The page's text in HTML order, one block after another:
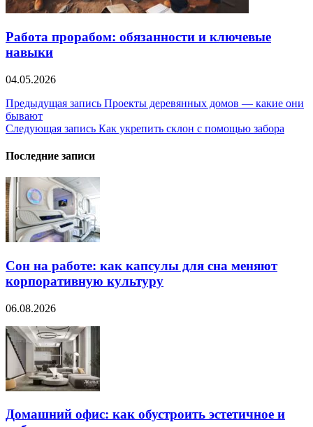
Работа прорабом: обязанности и ключевые
навыки
04.05.2026
Навигация
по
Предыдущая запись Проекты деревянных домов — какие они
бывают
Следующая запись Как укрепить склон с помощью забора
Последние записи
Сон на работе: как капсулы для сна меняют
корпоративную культуру
06.08.2026
Домашний офис: как обустроить эстетичное и